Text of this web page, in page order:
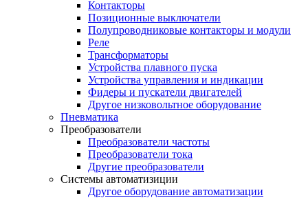
Контакторы
Позиционные выключатели
Полупроводниковые контакторы и модули
Реле
Трансформаторы
Устройства плавного пуска
Устройства управления и индикации
Фидеры и пускатели двигателей
Другое низковольтное оборудование
Пневматика
Преобразователи
Преобразователи частоты
Преобразователи тока
Другие преобразователи
Системы автоматизиции
Другое оборудование автоматизации